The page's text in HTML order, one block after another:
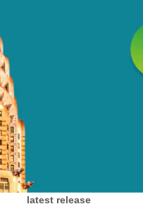
latest release